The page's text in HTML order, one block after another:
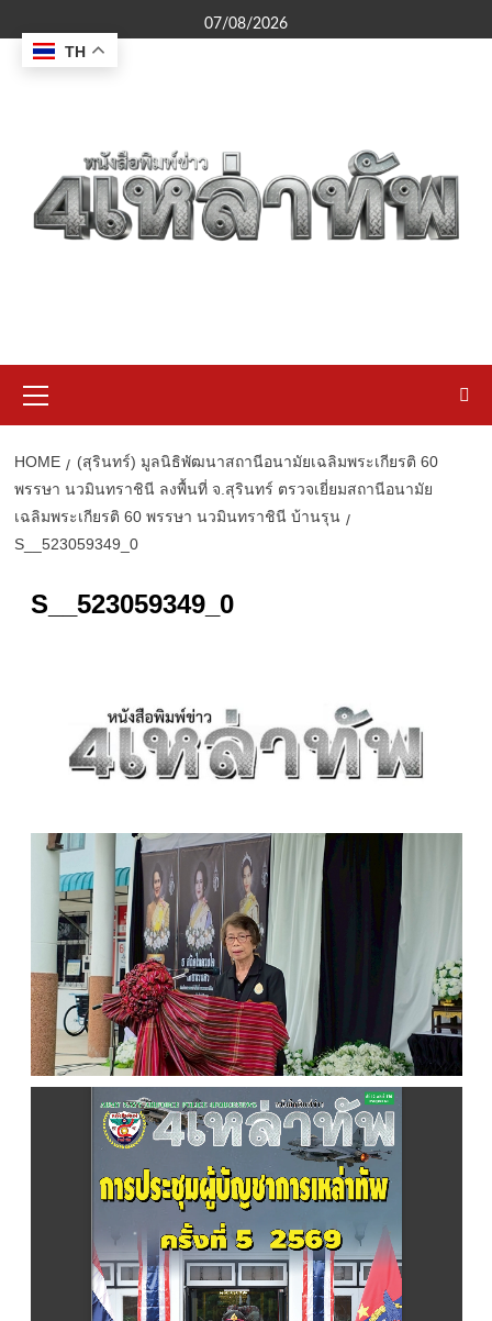
to
content
07/08/2026
Menu
HOME
(สุรินทร์) มูลนิธิพัฒนาสถานีอนามัยเฉลิมพระเกียรติ 60
พรรษา นวมินทราชินี ลงพื้นที่ จ.สุรินทร์ ตรวจเยี่ยมสถานีอนามัย
เฉลิมพระเกียรติ 60 พรรษา นวมินทราชินี บ้านรุน
S__523059349_0
S__523059349_0
TH